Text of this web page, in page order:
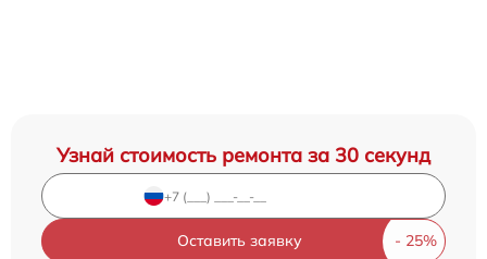
Узнай стоимость ремонта за 30 секунд
Оставить заявку